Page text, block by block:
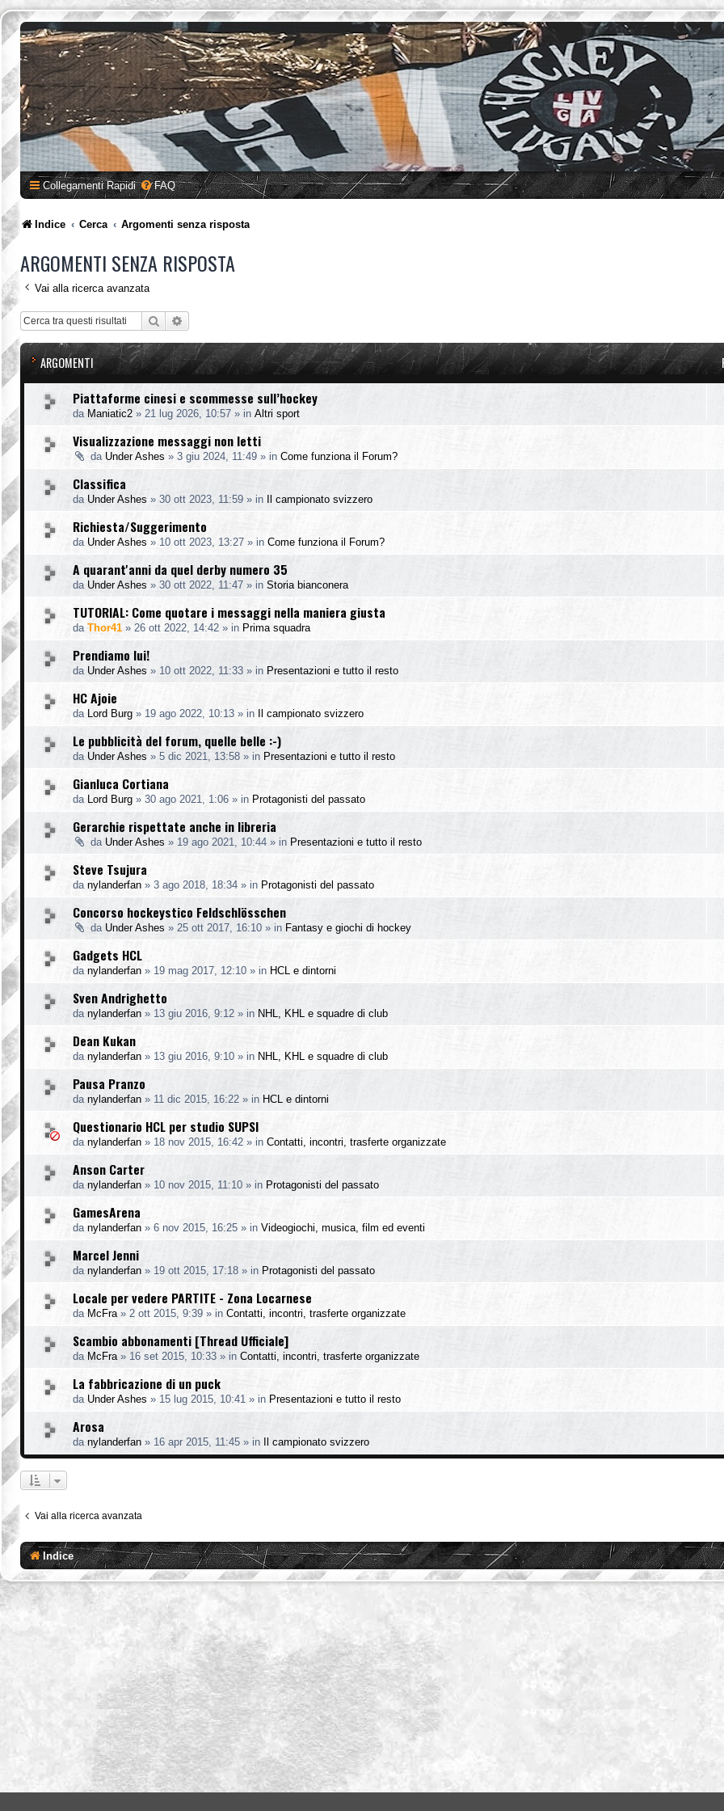
Collegamenti Rapidi FAQ
Indice Cerca Argomenti senza risposta
ARGOMENTI SENZA RISPOSTA
Vai alla ricerca avanzata
Cerca
ARGOMENTI
Piattaforme cinesi e scommesse sull’hockey
da Maniatic2 » 21 lug 2026, 10:57 » in Altri sport
Visualizzazione messaggi non letti
da Under Ashes » 3 giu 2024, 11:49 » in Come funziona il Forum?
Classifica
da Under Ashes » 30 ott 2023, 11:59 » in Il campionato svizzero
Richiesta/Suggerimento
da Under Ashes » 10 ott 2023, 13:27 » in Come funziona il Forum?
A quarant'anni da quel derby numero 35
da Under Ashes » 30 ott 2022, 11:47 » in Storia bianconera
TUTORIAL: Come quotare i messaggi nella maniera giusta
da Thor41 » 26 ott 2022, 14:42 » in Prima squadra
Prendiamo lui!
da Under Ashes » 10 ott 2022, 11:33 » in Presentazioni e tutto il resto
HC Ajoie
da Lord Burg » 19 ago 2022, 10:13 » in Il campionato svizzero
Le pubblicità del forum, quelle belle :-)
da Under Ashes » 5 dic 2021, 13:58 » in Presentazioni e tutto il resto
Gianluca Cortiana
da Lord Burg » 30 ago 2021, 1:06 » in Protagonisti del passato
Gerarchie rispettate anche in libreria
da Under Ashes » 19 ago 2021, 10:44 » in Presentazioni e tutto il resto
Steve Tsujura
da nylanderfan » 3 ago 2018, 18:34 » in Protagonisti del passato
Concorso hockeystico Feldschlösschen
da Under Ashes » 25 ott 2017, 16:10 » in Fantasy e giochi di hockey
Gadgets HCL
da nylanderfan » 19 mag 2017, 12:10 » in HCL e dintorni
Sven Andrighetto
da nylanderfan » 13 giu 2016, 9:12 » in NHL, KHL e squadre di club
Dean Kukan
da nylanderfan » 13 giu 2016, 9:10 » in NHL, KHL e squadre di club
Pausa Pranzo
da nylanderfan » 11 dic 2015, 16:22 » in HCL e dintorni
Questionario HCL per studio SUPSI
da nylanderfan » 18 nov 2015, 16:42 » in Contatti, incontri, trasferte organizzate
Anson Carter
da nylanderfan » 10 nov 2015, 11:10 » in Protagonisti del passato
GamesArena
da nylanderfan » 6 nov 2015, 16:25 » in Videogiochi, musica, film ed eventi
Marcel Jenni
da nylanderfan » 19 ott 2015, 17:18 » in Protagonisti del passato
Locale per vedere PARTITE - Zona Locarnese
da McFra » 2 ott 2015, 9:39 » in Contatti, incontri, trasferte organizzate
Scambio abbonamenti [Thread Ufficiale]
da McFra » 16 set 2015, 10:33 » in Contatti, incontri, trasferte organizzate
La fabbricazione di un puck
da Under Ashes » 15 lug 2015, 10:41 » in Presentazioni e tutto il resto
Arosa
da nylanderfan » 16 apr 2015, 11:45 » in Il campionato svizzero
Vai alla ricerca avanzata
Indice